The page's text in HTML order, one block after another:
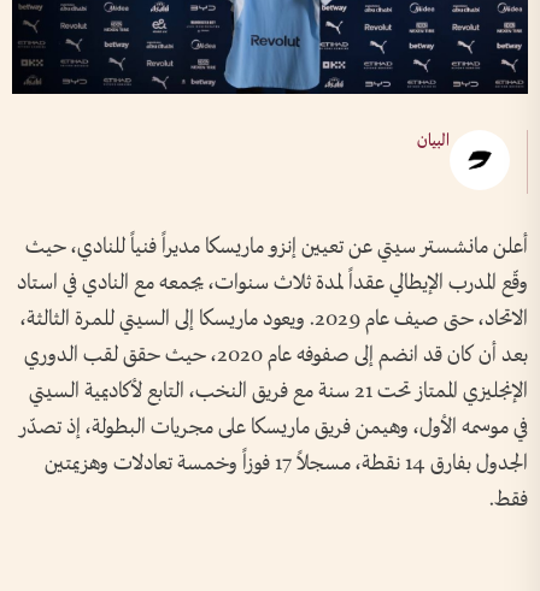
البيان
أعلن مانشستر سيتي عن تعيين إنزو ماريسكا مديراً فنياً للنادي، حيث
وقّع المدرب الإيطالي عقداً لمدة ثلاث سنوات، يجمعه مع النادي في استاد
الاتحاد، حتى صيف عام 2029. ويعود ماريسكا إلى السيتي للمرة الثالثة،
بعد أن كان قد انضم إلى صفوفه عام 2020، حيث حقق لقب الدوري
الإنجليزي الممتاز تحت 21 سنة مع فريق النخب، التابع لأكاديمية السيتي
في موسمه الأول، وهيمن فريق ماريسكا على مجريات البطولة، إذ تصدّر
الجدول بفارق 14 نقطة، مسجلاً 17 فوزاً وخمسة تعادلات وهزيمتين
فقط.